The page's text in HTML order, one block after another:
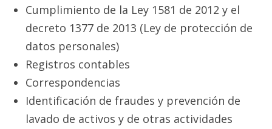
Cumplimiento de la Ley 1581 de 2012 y el
decreto 1377 de 2013 (Ley de protección de
datos personales)
Registros contables
Correspondencias
Identificación de fraudes y prevención de
lavado de activos y de otras actividades